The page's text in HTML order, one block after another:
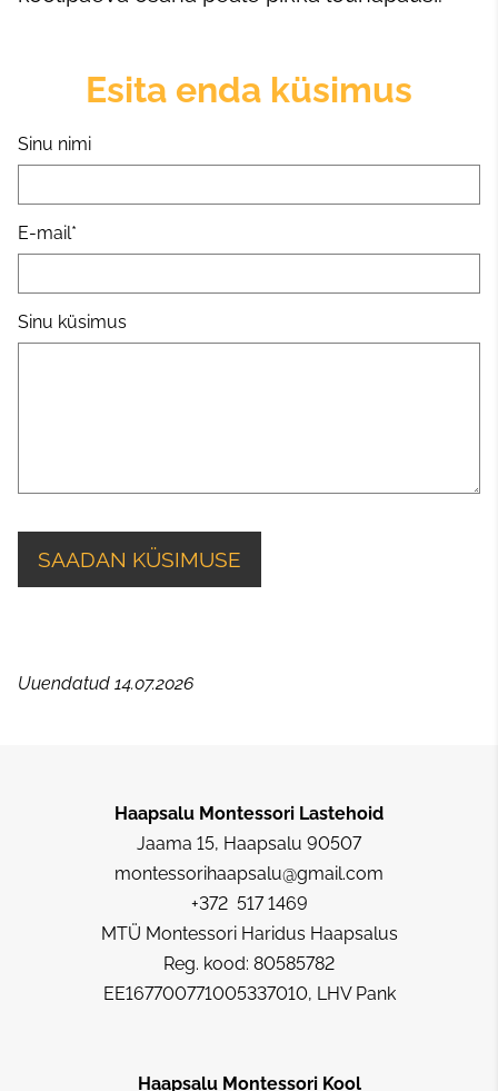
Esita enda küsimus
Sinu nimi
E-mail
Sinu küsimus
Uuendatud 14.07.2026
Haapsalu Montessori Lastehoid
Jaama 15, Haapsalu 90507
montessorihaapsalu@gmail.com
+372 517 1469
MTÜ Montessori Haridus Haapsalus
Reg. kood: 80585782
EE167700771005337010, LHV Pank
Haapsalu Montessori Kool